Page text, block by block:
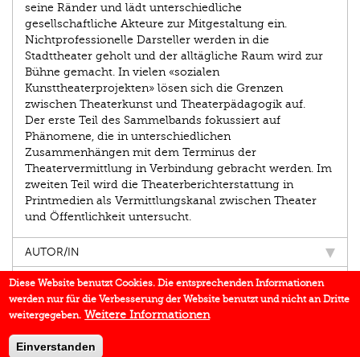
seine Ränder und lädt unterschiedliche
gesellschaftliche Akteure zur Mitgestaltung ein.
Nichtprofessionelle Darsteller werden in die
Stadttheater geholt und der alltägliche Raum wird zur
Bühne gemacht. In vielen «sozialen
Kunsttheaterprojekten» lösen sich die Grenzen
zwischen Theaterkunst und Theaterpädagogik auf.
Der erste Teil des Sammelbands fokussiert auf
Phänomene, die in unterschiedlichen
Zusammenhängen mit dem Terminus der
Theatervermittlung in Verbindung gebracht werden. Im
zweiten Teil wird die Theaterberichterstattung in
Printmedien als Vermittlungskanal zwischen Theater
und Öffentlichkeit untersucht.
AUTOR/IN
EINBLICK
BUCHREIHE
DOWNLOADS
Diese Website benutzt Cookies. Die entsprechenden Informationen
werden nur für die Verbesserung der Website benutzt und nicht an Dritte
weitergegeben. Weitere Informationen
Einverstanden